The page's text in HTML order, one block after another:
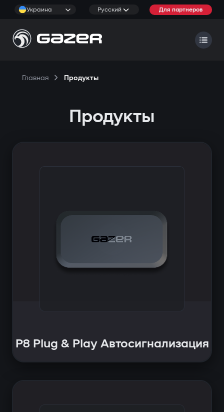
Украина Русский Для партнеров
Главная Продукты
Продукты
P8 Plug & Play Автосигнализация